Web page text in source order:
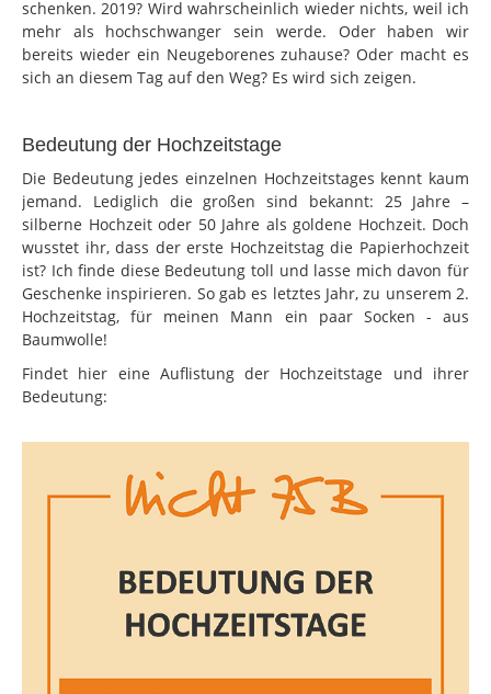
schenken. 2019? Wird wahrscheinlich wieder nichts, weil ich
mehr als hochschwanger sein werde. Oder haben wir
bereits wieder ein Neugeborenes zuhause? Oder macht es
sich an diesem Tag auf den Weg? Es wird sich zeigen.
Bedeutung der Hochzeitstage
Die Bedeutung jedes einzelnen Hochzeitstages kennt kaum
jemand. Lediglich die großen sind bekannt: 25 Jahre –
silberne Hochzeit oder 50 Jahre als goldene Hochzeit. Doch
wusstet ihr, dass der erste Hochzeitstag die Papierhochzeit
ist? Ich finde diese Bedeutung toll und lasse mich davon für
Geschenke inspirieren. So gab es letztes Jahr, zu unserem 2.
Hochzeitstag, für meinen Mann ein paar Socken - aus
Baumwolle!
Findet hier eine Auflistung der Hochzeitstage und ihrer
Bedeutung: